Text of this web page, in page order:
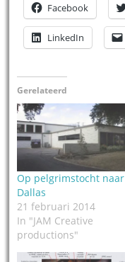
Facebook
LinkedIn
Gerelateerd
Op pelgrimstocht naar
Dallas
21 februari 2014
In "JAM Creative
productions"